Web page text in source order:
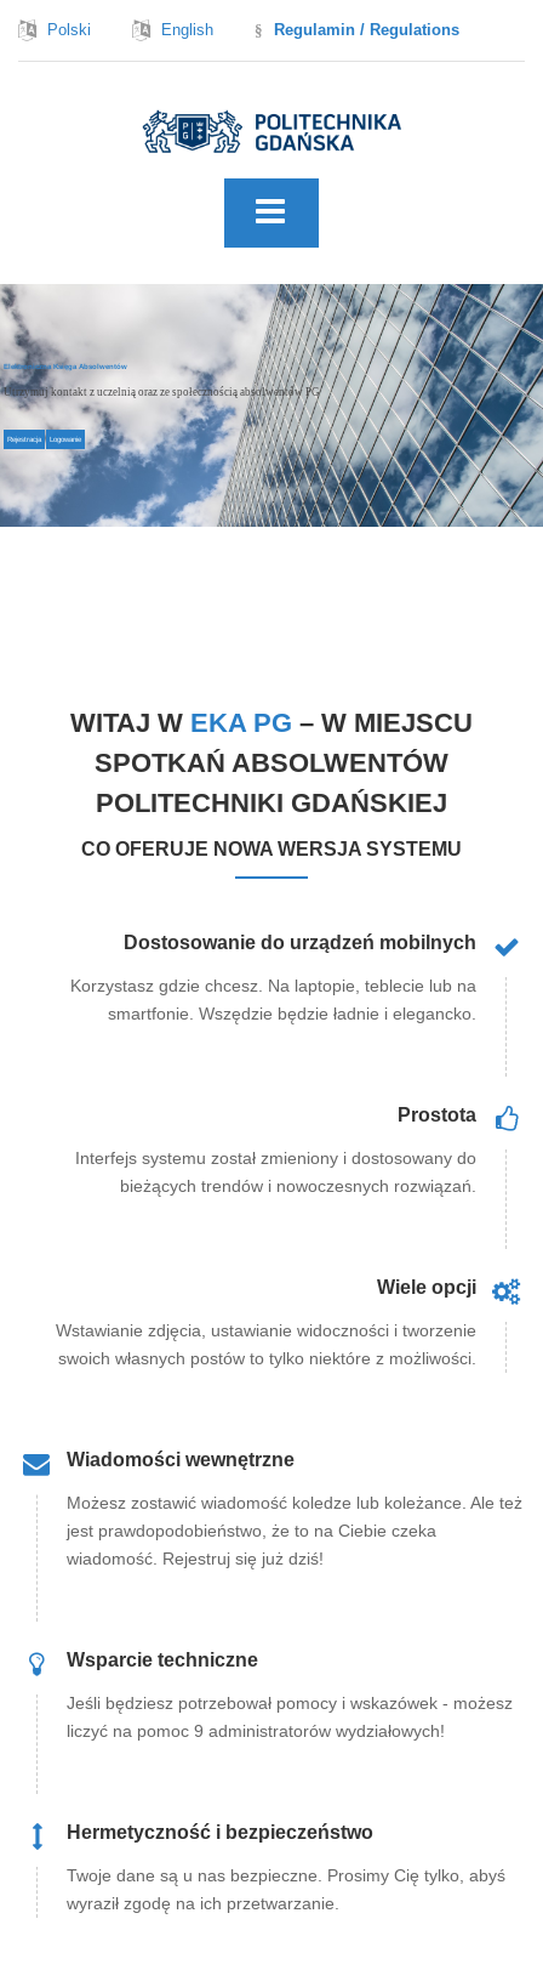
Polski English Regulamin / Regulations
Elektroniczna Księga Absolwentów
Utrzymuj kontakt z uczelnią oraz ze społecznością absolwentów PG
Rejestracja Logowanie
WITAJ W EKA PG – W MIEJSCU
SPOTKAŃ ABSOLWENTÓW
POLITECHNIKI GDAŃSKIEJ
CO OFERUJE NOWA WERSJA SYSTEMU
Dostosowanie do urządzeń mobilnych
Korzystasz gdzie chcesz. Na laptopie, teblecie lub na
smartfonie. Wszędzie będzie ładnie i elegancko.
Prostota
Interfejs systemu został zmieniony i dostosowany do
bieżących trendów i nowoczesnych rozwiązań.
Wiele opcji
Wstawianie zdjęcia, ustawianie widoczności i tworzenie
swoich własnych postów to tylko niektóre z możliwości.
Wiadomości wewnętrzne
Możesz zostawić wiadomość koledze lub koleżance. Ale też
jest prawdopodobieństwo, że to na Ciebie czeka
wiadomość. Rejestruj się już dziś!
Wsparcie techniczne
Jeśli będziesz potrzebował pomocy i wskazówek - możesz
liczyć na pomoc 9 administratorów wydziałowych!
Hermetyczność i bezpieczeństwo
Twoje dane są u nas bezpieczne. Prosimy Cię tylko, abyś
wyraził zgodę na ich przetwarzanie.